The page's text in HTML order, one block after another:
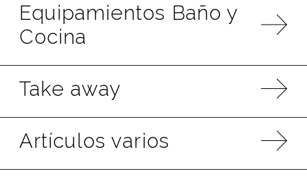
Equipamientos Baño y
Cocina
Take away
Artículos varios